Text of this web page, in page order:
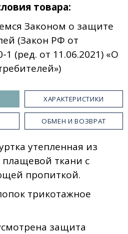
товара:
Законом о защите
(Закон РФ от
1 (ред. от 11.06.2021) «О
ХАРАКТЕРИСТИКИ
ОБМЕН И ВОЗВРАТ
утепленная из
ткани с
пропиткой.
трикотажное
защита